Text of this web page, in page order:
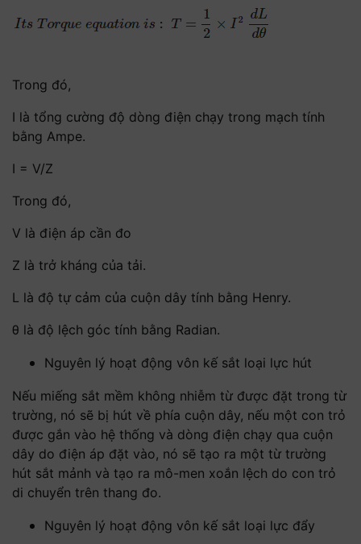
Trong đó,
I là tổng cường độ dòng điện chạy trong mạch tính
bằng Ampe.
I = V/Z
Trong đó,
V là điện áp cần đo
Z là trở kháng của tải.
L là độ tự cảm của cuộn dây tính bằng Henry.
θ là độ lệch góc tính bằng Radian.
Nguyên lý hoạt động vôn kế sắt loại lực hút
Nếu miếng sắt mềm không nhiễm từ được đặt trong từ
trường, nó sẽ bị hút về phía cuộn dây, nếu một con trỏ
được gắn vào hệ thống và dòng điện chạy qua cuộn
dây do điện áp đặt vào, nó sẽ tạo ra một từ trường
hút sắt mảnh và tạo ra mô-men xoắn lệch do con trỏ
di chuyển trên thang đo.
Nguyên lý hoạt động vôn kế sắt loại lực đẩy